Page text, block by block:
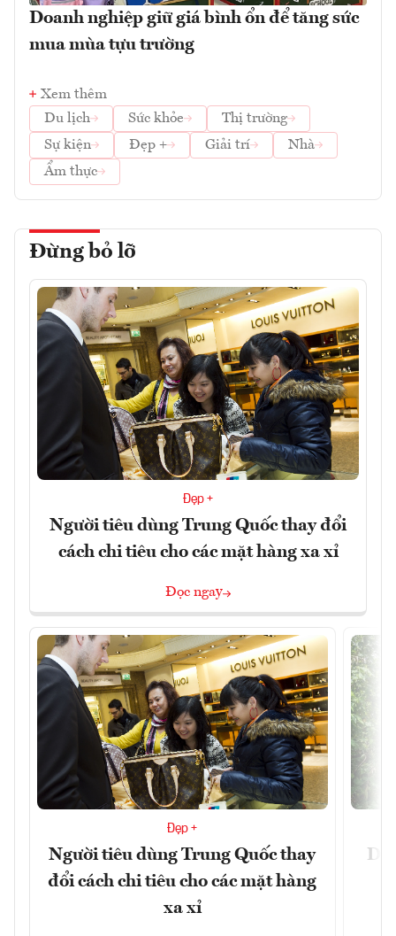
Doanh nghiệp giữ giá bình ổn để tăng sức
mua mùa tựu trường
Xem thêm
Du lịch
Sức khỏe
Thị trường
Sự kiện
Đẹp + Giải trí
Nhà
Ẩm thực
Đừng bỏ lỡ
Đẹp +
Người tiêu dùng Trung Quốc thay đổi
cách chi tiêu cho các mặt hàng xa xỉ
Đọc ngay
Đẹp +
Người tiêu dùng Trung Quốc thay
đổi cách chi tiêu cho các mặt hàng
xa xỉ
Du